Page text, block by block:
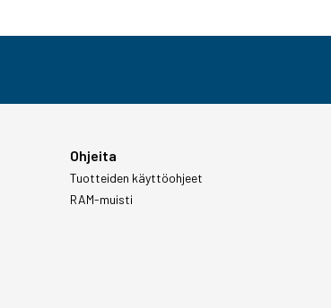
Ohjeita
Tuotteiden käyttöohjeet
RAM-muisti